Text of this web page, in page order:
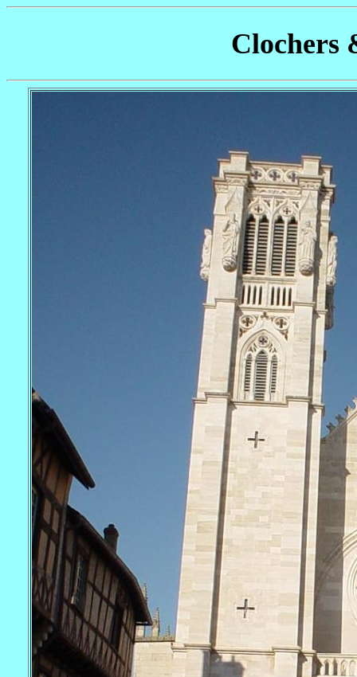
Clochers